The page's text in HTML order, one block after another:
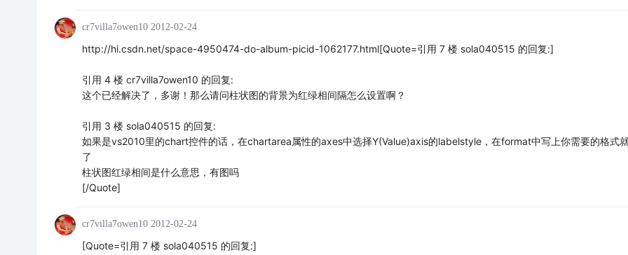
cr7villa7owen10 2012-02-24
http://hi.csdn.net/space-4950474-do-album-picid-1062177.html[Quote=引用 7 楼 sola040515 的回复:]
引用 4 楼 cr7villa7owen10 的回复:
这个已经解决了，多谢！那么请问柱状图的背景为红绿相间隔怎么设置啊？
引用 3 楼 sola040515 的回复:
如果是vs2010里的chart控件的话，在chartarea属性的axes中选择Y(Value)axis的labelstyle，在format中写上你需要的格式
了
柱状图红绿相间是什么意思，有图吗
[/Quote]
cr7villa7owen10 2012-02-24
[Quote=引用 7 楼 sola040515 的回复:]